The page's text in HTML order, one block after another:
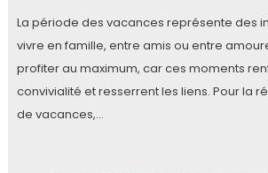
La période des vacances représente des
vivre en famille, entre amis ou entre
profiter au maximum, car ces moments
convivialité et resserrent les liens. Pour la
de vacances,…